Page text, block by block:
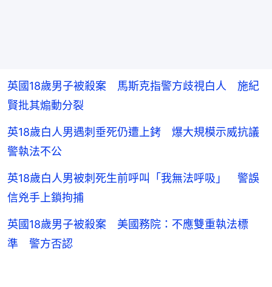
英國18歲男子被殺案 馬斯克指警方歧視白人 施紀
賢批其煽動分裂
英18歲白人男遇刺垂死仍遭上銬 爆大規模示威抗議
警執法不公
英18歲白人男被刺死生前呼叫「我無法呼吸」 警誤
信兇手上鎖拘捕
英國18歲男子被殺案 美國務院：不應雙重執法標
準 警方否認